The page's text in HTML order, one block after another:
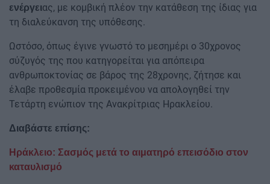
ενέργειας, με κομβική πλέον την κατάθεση της ίδιας για
τη διαλεύκανση της υπόθεσης.
Ωστόσο, όπως έγινε γνωστό το μεσημέρι ο 30χρονος
σύζυγός της που κατηγορείται για απόπειρα
ανθρωποκτονίας σε βάρος της 28χρονης, ζήτησε και
έλαβε προθεσμία προκειμένου να απολογηθεί την
Τετάρτη ενώπιον της Ανακρίτριας Ηρακλείου.
Διαβάστε επίσης:
Ηράκλειο: Σασμός μετά το αιματηρό επεισόδιο στον
καταυλισμό